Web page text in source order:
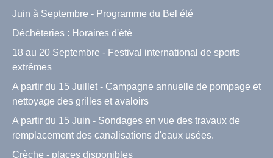
Juin à Septembre - Programme du Bel été
Déchèteries : Horaires d'été
18 au 20 Septembre - Festival international de sports
extrêmes
A partir du 15 Juillet - Campagne annuelle de pompage et
nettoyage des grilles et avaloirs
A partir du 15 Juin - Sondages en vue des travaux de
remplacement des canalisations d'eaux usées.
Crèche - places disponibles